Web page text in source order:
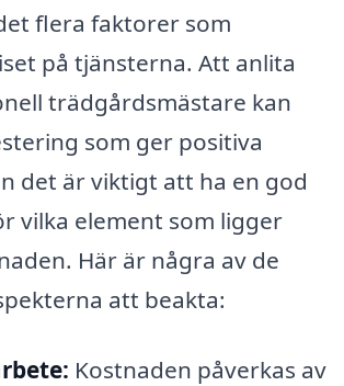
flera faktorer som
på tjänsterna. Att anlita
trädgårdsmästare kan
som ger positiva
det är viktigt att ha en god
vilka element som ligger
Här är några av de
att beakta:
Kostnaden påverkas av